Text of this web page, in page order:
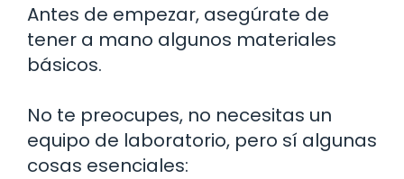
Antes de empezar, asegúrate de
tener a mano algunos materiales
básicos.
No te preocupes, no necesitas un
equipo de laboratorio, pero sí algunas
cosas esenciales: